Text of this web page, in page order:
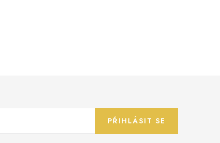
PŘIHLÁSIT SE